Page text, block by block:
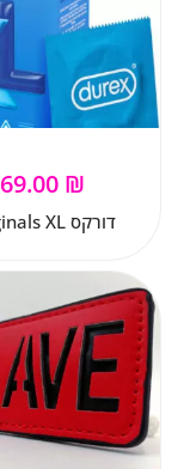
69.00 ₪
דורקס originals XL